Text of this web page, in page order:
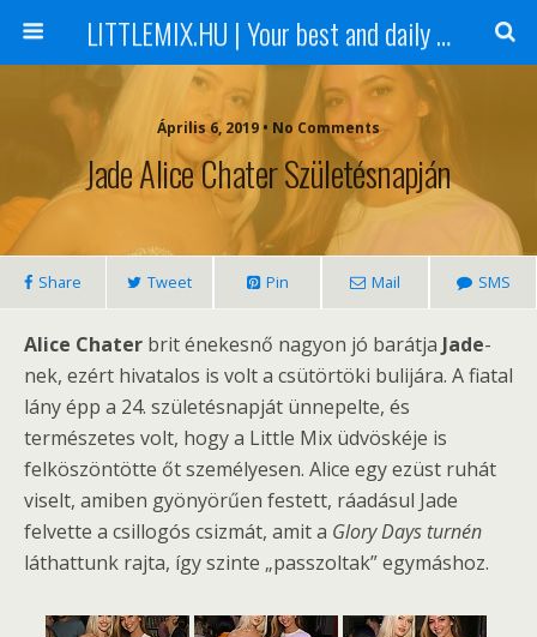
LITTLEMIX.HU | Your best and daily updated fansite about Little Mix
Április 6, 2019 • No Comments
Jade Alice Chater Születésnapján
Share Tweet Pin Mail SMS
Alice Chater brit énekesnő nagyon jó barátja Jade-
nek, ezért hivatalos is volt a csütörtöki bulijára. A fiatal
lány épp a 24. születésnapját ünnepelte, és
természetes volt, hogy a Little Mix üdvöskéje is
felköszöntötte őt személyesen. Alice egy ezüst ruhát
viselt, amiben gyönyörűen festett, ráadásul Jade
felvette a csillogós csizmát, amit a Glory Days turnén
láthattunk rajta, így szinte „passzoltak” egymáshoz.